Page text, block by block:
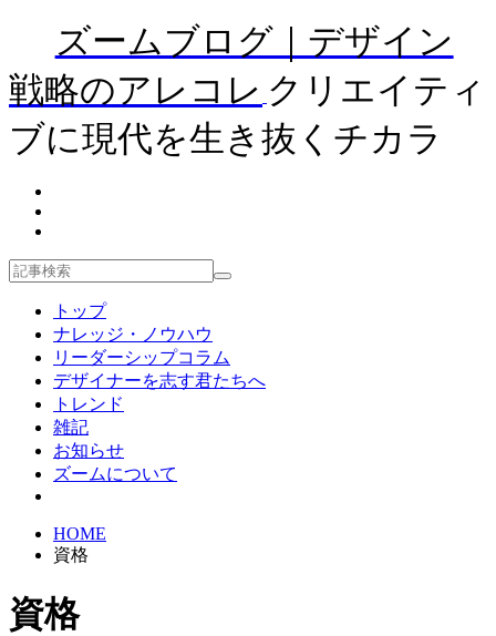
ズームブログ｜デザイン
戦略のアレコレ クリエイティ
ブに現代を生き抜くチカラ
トップ
ナレッジ・ノウハウ
リーダーシップコラム
デザイナーを志す君たちへ
トレンド
雑記
お知らせ
ズームについて
HOME
資格
資格